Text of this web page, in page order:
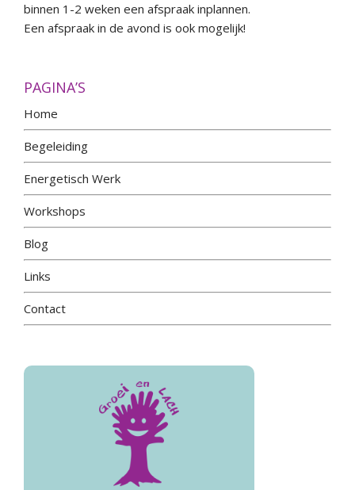
binnen 1-2 weken een afspraak inplannen.
Een afspraak in de avond is ook mogelijk!
PAGINA’S
Home
Begeleiding
Energetisch Werk
Workshops
Blog
Links
Contact